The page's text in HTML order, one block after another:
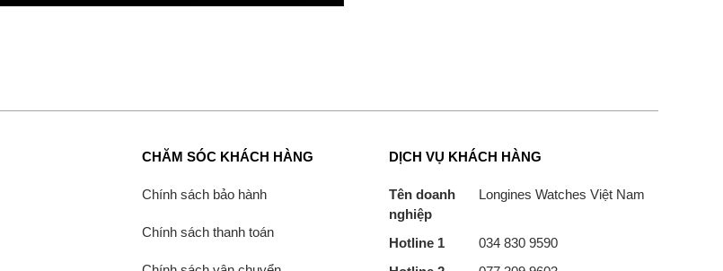
CHĂM SÓC KHÁCH HÀNG
Chính sách bảo hành
Chính sách thanh toán
DỊCH VỤ KHÁCH HÀNG
Tên doanh
nghiệp
Longines Watches Việt Nam
Hotline 1
034 830 9590